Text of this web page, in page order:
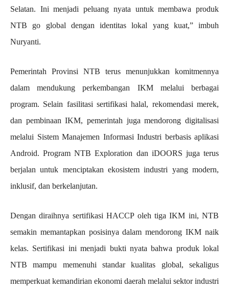
Selatan. Ini menjadi peluang nyata untuk membawa produk
NTB go global dengan identitas lokal yang kuat,” imbuh
Nuryanti.
Pemerintah Provinsi NTB terus menunjukkan komitmennya
dalam mendukung perkembangan IKM melalui berbagai
program. Selain fasilitasi sertifikasi halal, rekomendasi merek,
dan pembinaan IKM, pemerintah juga mendorong digitalisasi
melalui Sistem Manajemen Informasi Industri berbasis aplikasi
Android. Program NTB Exploration dan iDOORS juga terus
berjalan untuk menciptakan ekosistem industri yang modern,
inklusif, dan berkelanjutan.
Dengan diraihnya sertifikasi HACCP oleh tiga IKM ini, NTB
semakin memantapkan posisinya dalam mendorong IKM naik
kelas. Sertifikasi ini menjadi bukti nyata bahwa produk lokal
NTB mampu memenuhi standar kualitas global, sekaligus
memperkuat kemandirian ekonomi daerah melalui sektor industri